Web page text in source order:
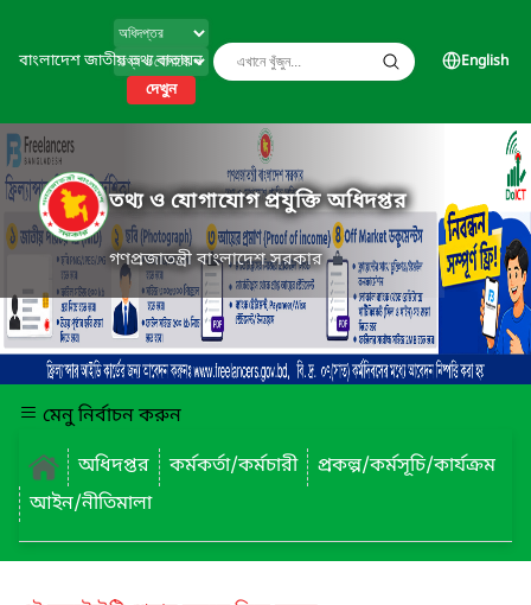
বাংলাদেশ জাতীয় তথ্য বাতায়ন
দেখুন
English
তথ্য ও যোগাযোগ প্রযুক্তি অধিদপ্তর
গণপ্রজাতন্ত্রী বাংলাদেশ সরকার
মেনু নির্বাচন করুন
অধিদপ্তর
কর্মকর্তা/কর্মচারী
প্রকল্প/কর্মসূচি/কার্যক্রম
আইন/নীতিমালা